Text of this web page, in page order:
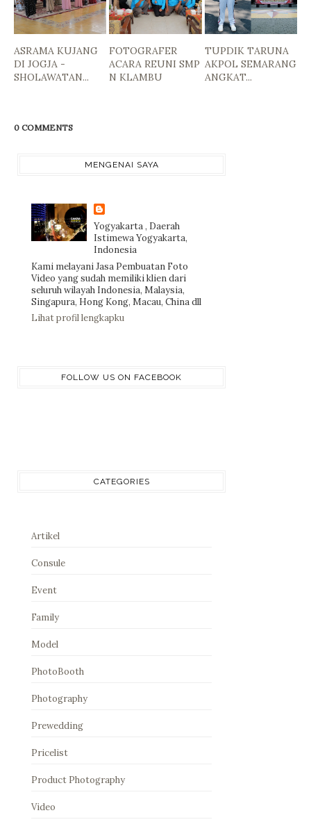
ASRAMA KUJANG
DI JOGJA -
SHOLAWATAN...
FOTOGRAFER
ACARA REUNI SMP
N KLAMBU
TUPDIK TARUNA
AKPOL SEMARANG
ANGKAT...
0 COMMENTS
MENGENAI SAYA
Yogyakarta , Daerah
Istimewa Yogyakarta,
Indonesia
Kami melayani Jasa Pembuatan Foto
Video yang sudah memiliki klien dari
seluruh wilayah Indonesia, Malaysia,
Singapura, Hong Kong, Macau, China dll
Lihat profil lengkapku
FOLLOW US ON FACEBOOK
CATEGORIES
Artikel
Consule
Event
Family
Model
PhotoBooth
Photography
Prewedding
Pricelist
Product Photography
Video